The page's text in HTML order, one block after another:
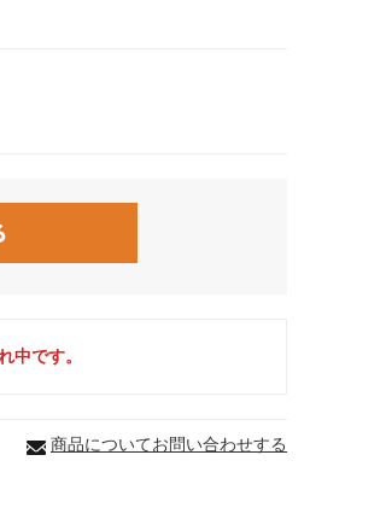
中です。
商品についてお問い合わせする